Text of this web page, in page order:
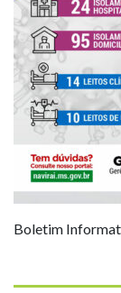
Boletim